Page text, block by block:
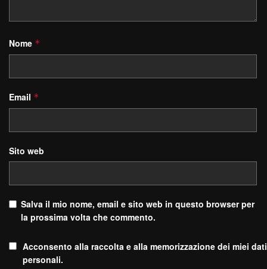
Nome *
Email *
Sito web
Salva il mio nome, email e sito web in questo browser per
la prossima volta che commento.
Acconsento alla raccolta e alla memorizzazione dei miei dati
personali.